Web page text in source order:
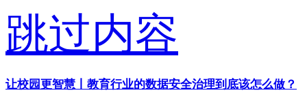
跳过内容
让校园更智慧丨教育行业的数据安全治理到底该怎么做？